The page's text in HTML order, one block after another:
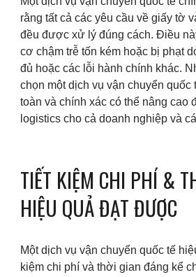
rằng tất cả các yêu cầu về giấy tờ
đều được xử lý đúng cách. Điều
cơ chậm trễ tốn kém hoặc bị phạt
đủ hoặc các lỗi hành chính khác.
chọn một dịch vụ vận chuyển quốc
toàn và chính xác có thể nâng cao
logistics cho cả doanh nghiệp và
TIẾT KIỆM CHI PHÍ &
HIỆU QUẢ ĐẠT ĐƯỢC
Một dịch vụ vận chuyển quốc tế
kiệm chi phí và thời gian đáng kể